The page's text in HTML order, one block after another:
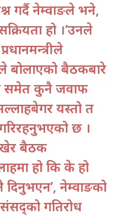
गर्दै नेम्वाङले भने,
हो ।’उनले
बोलाएको बैठकबारे
समेत कुनै जवाफ
यस्तो त
छ ।
बैठक
हो कि के हो
दिनुभएन’, नेम्वाङको
संसद्को गतिरोध